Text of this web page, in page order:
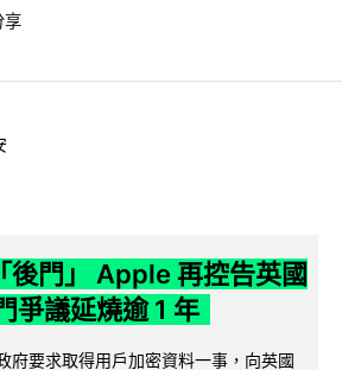
享
後門」 Apple 再控告英國
爭議延燒逾 1 年
府要求取得用戶加密資料一事，向英國